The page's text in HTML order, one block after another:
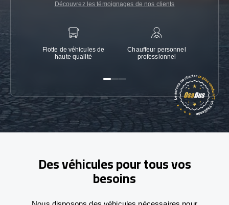
Découvrez les témoignages de nos clients
Flotte de véhicules de
haute qualité
Chauffeur personnel
professionnel
Des véhicules pour tous vos
besoins